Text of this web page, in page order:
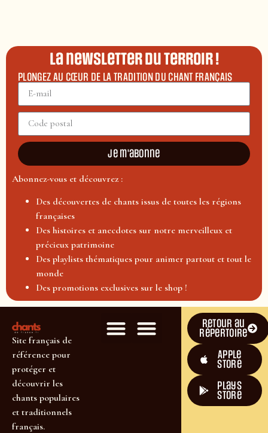
La newsletter du terroir !
PLONGEZ AU CŒUR DE LA TRADITION DU CHANT FRANÇAIS
Je m'abonne
Abonnez-vous et découvrez :
Des découvertes de chants issus de toutes les régions
françaises
Des histoires et anecdotes sur notre merveilleux et
précieux patrimoine
Des playlists thématiques pour animer partout et tout le
monde
Des promotions exclusives sur le shop !
Site français de
référence pour
protéger et
découvrir les
chants populaires
et traditionnels
français.
Retour au
répertoire
Apple
Store
plays
store